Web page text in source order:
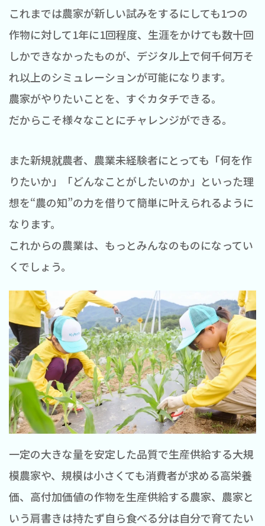
これまでは農家が新しい試みをするにしても1つの
作物に対して1年に1回程度、生涯をかけても数十回
しかできなかったものが、デジタル上で何千何万そ
れ以上のシミュレーションが可能になります。
農家がやりたいことを、すぐカタチできる。
だからこそ様々なことにチャレンジができる。
また新規就農者、農業未経験者にとっても「何を作
りたいか」「どんなことがしたいのか」といった理
想を“農の知”の力を借りて簡単に叶えられるように
なります。
これからの農業は、もっとみんなのものになってい
くでしょう。
一定の大きな量を安定した品質で生産供給する大規
模農家や、規模は小さくても消費者が求める高栄養
価、高付加価値の作物を生産供給する農家、農家と
いう肩書きは持たず自ら食べる分は自分で育てたい